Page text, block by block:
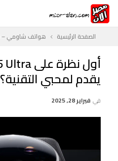
الصفحة الرئيسية هواتف شاومي – Xiaomi
يقدم لمحبي التقنية؟
في فبراير 28, 2025